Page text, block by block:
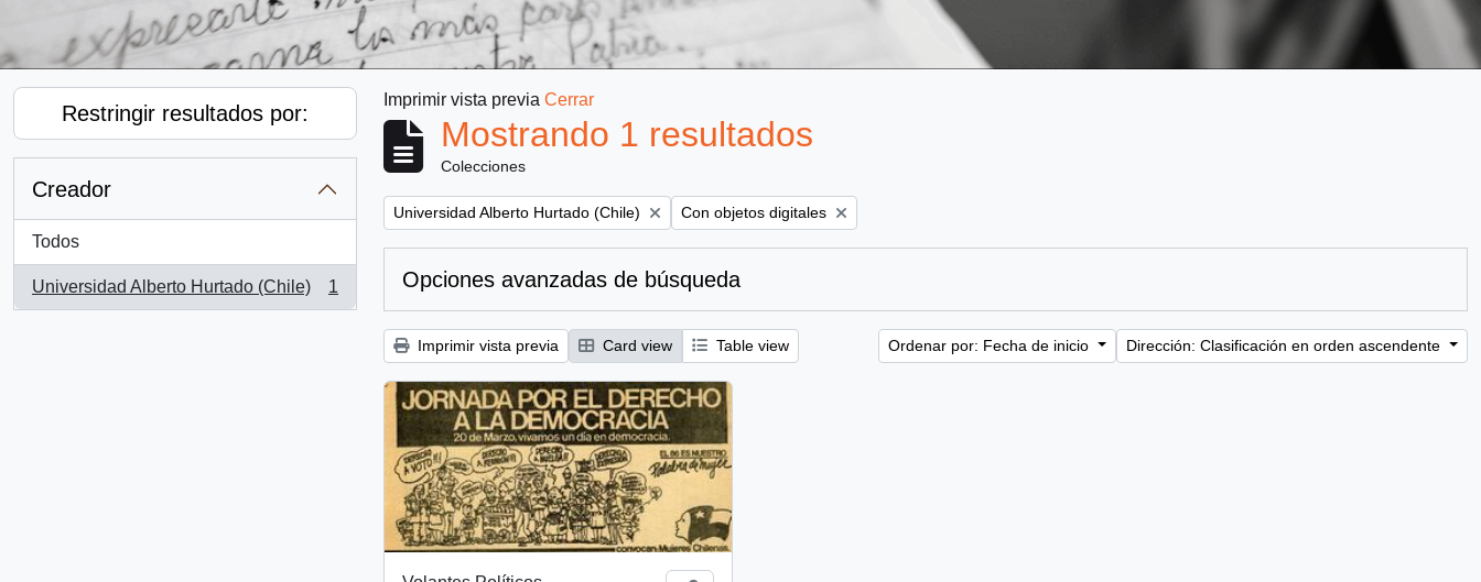
Restringir resultados por:
Creador
Todos
Universidad Alberto Hurtado (Chile)
, 1 resultados
1
Imprimir vista previa Cerrar
Mostrando 1 resultados
Colecciones
Remove filter:
Universidad Alberto Hurtado (Chile) Remove filter:
Con objetos digitales
Opciones avanzadas de búsqueda
Imprimir vista previa Card view Table view Ordenar por: Fecha de inicio Dirección: Clasificación en orden ascendente